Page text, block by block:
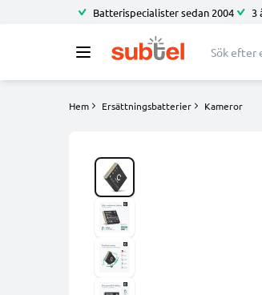
Batterispecialister sedan 2004 3
Hem Ersättningsbatterier Kameror